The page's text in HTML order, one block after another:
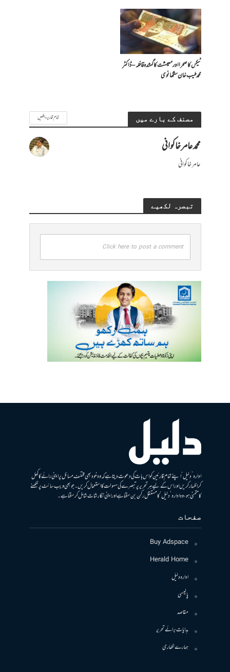
ٹیکس کا صحرا اور معیشت کا گمشدہ قافلہ – ڈاکٹر
محمد طیب خان سنگھانوی
مصنف کے بارے میں تمام تحاریر دیکھیں
محمد عامر خاکوانی
عامر خاکوانی
تبصرہ لکھیے
Click here to post a comment
ادارہ ’دلیل‘ اپنے تمام قارئین کو اس بات کی دعوت دیتا ہے کہ وہ خود بھی مختلف مسائل پر اپنی رائے کا کھل
کر اظہار کریں اور اس کے لیے ہر تحریر پر تبصرے کی سہولت کا استعمال کریں۔ جو بھی ویب سائٹ پر لکھنے
کا متمنی ہو، وہ ادارہ ’دلیل‘ کا مستقل رکن بن سکتا ہے اور اپنی نگارشات شامل کرسکتا ہے۔
صفحات
Buy Adspace
Herald Home
ادارہ دلیل
پالیسی
مقاصد
ہدایات برائے تحریر
ہمارے لکھاری